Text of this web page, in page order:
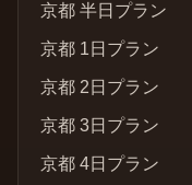
京都 半日プラン
京都 1日プラン
京都 2日プラン
京都 3日プラン
京都 4日プラン